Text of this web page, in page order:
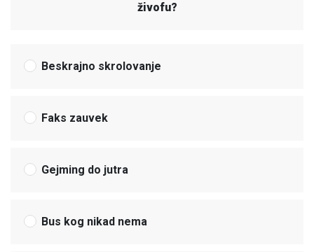
živofu?
Beskrajno skrolovanje
Faks zauvek
Gejming do jutra
Bus kog nikad nema